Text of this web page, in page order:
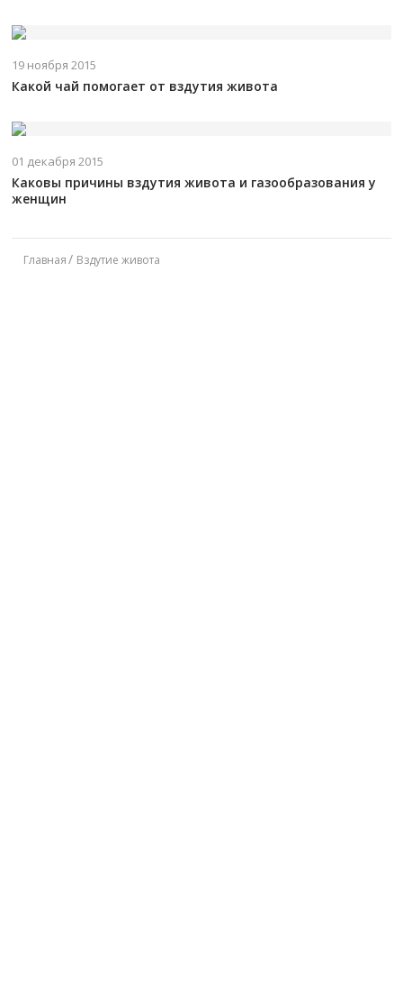
19 ноября 2015
Какой чай помогает от вздутия живота
01 декабря 2015
Каковы причины вздутия живота и газообразования у
женщин
Главная Вздутие живота